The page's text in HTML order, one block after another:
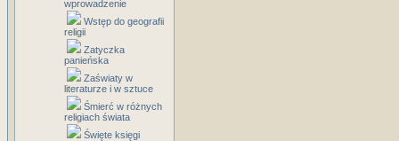
wprowadzenie
Wstęp do geografii
religii
Zatyczka
panieńska
Zaświaty w
literaturze i w sztuce
Śmierć w różnych
religiach świata
Święte księgi